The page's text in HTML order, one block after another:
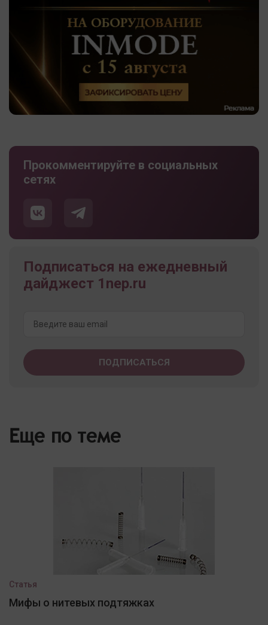
Прокомментируйте в социальных
сетях
Подписаться на ежедневный
дайджест 1nep.ru
Еще по теме
Статья
Мифы о нитевых подтяжках